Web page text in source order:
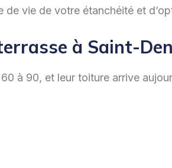
vie de votre étanchéité et
à Saint-
à 90, et leur toiture arrive